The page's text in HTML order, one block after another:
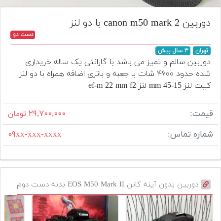
تجهیزات
مکث
افزودن
محصول
دست
دوم
لیست
قیمت
دوربین
دوربین canon m50 mark 2 با دو لنز
دست دو
تهران ۳ سال پیش
دوربین سالم و تمیز می باشد با گارانتی یک ساله خریداری
شده حدود ۴۶۰۰ شات با جعبه و باتری اضافه همراه با دو لنز
کیت لنز 15-45 mm لنز ef-m 22 mm f2
قیمت: ۲۹,۷۰۰,۰۰۰ تومان
شماره تماس: ۰۹xx-xxx-xxxx
دوربین بدون آینه کانن EOS M50 Mark II بدنه دست دوم